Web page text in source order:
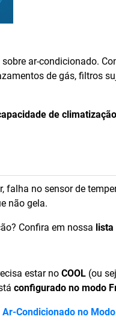
ar-condicionado.
de gás, filtros
de climatização
falha no sensor de
não gela.
Confira em nossa lista
estar no COOL (ou
configurado no modo
Ar-Condicionado no